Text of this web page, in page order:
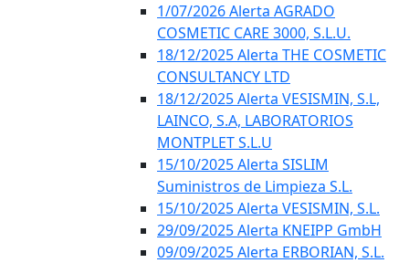
1/07/2026 Alerta AGRADO
COSMETIC CARE 3000, S.L.U.
18/12/2025 Alerta THE COSMETIC
CONSULTANCY LTD
18/12/2025 Alerta VESISMIN, S.L,
LAINCO, S.A, LABORATORIOS
MONTPLET S.L.U
15/10/2025 Alerta SISLIM
Suministros de Limpieza S.L.
15/10/2025 Alerta VESISMIN, S.L.
29/09/2025 Alerta KNEIPP GmbH
09/09/2025 Alerta ERBORIAN, S.L.